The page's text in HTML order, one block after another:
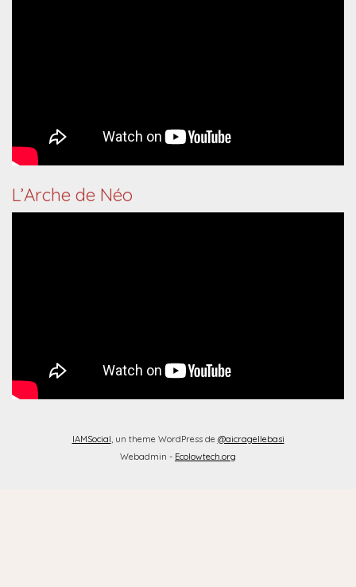
L’Arche de Néo
IAMSocial, un theme WordPress de @aicragellebasi
Webadmin - Ecolowtech.org